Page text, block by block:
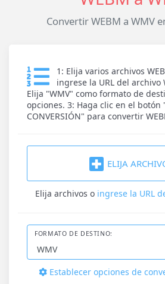
Convertir WEBM a WMV
1: Elija varios archivos
ingrese la URL del archivo
Elija "WMV" como formato de
opciones. 3: Haga clic en el botón
CONVERSIÓN" para convertir
ELIJA
Elija archivos o ingrese la URL
FORMATO DE DESTINO:
Establecer opciones de